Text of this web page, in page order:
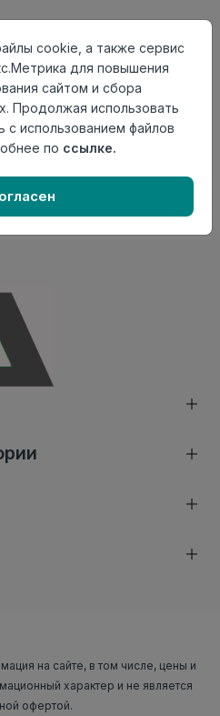
может отличаться от
сайте. Проверяйте
и комплектации
на сайте, в том числе, цены и
характер и не является
офертой.
cookie, а также сервис
для повышения
сайтом и сбора
Продолжая использовать
с использованием файлов
по ссылке.